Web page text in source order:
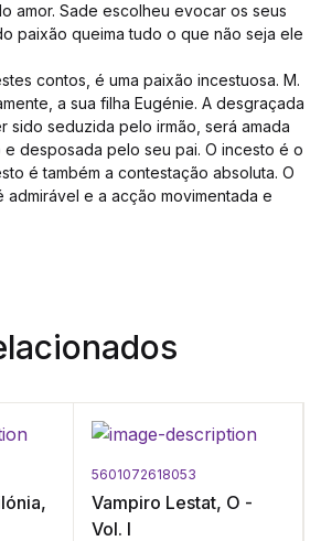
amor. Sade escolheu evocar os seus
paixão queima tudo o que não seja ele
contos, é uma paixão incestuosa. M.
a sua filha Eugénie. A desgraçada
sido seduzida pelo irmão, será amada
desposada pelo seu pai. O incesto é o
é também a contestação absoluta. O
e a acção movimentada e
5601072618053
Vampiro Lestat, O -
Vol. I